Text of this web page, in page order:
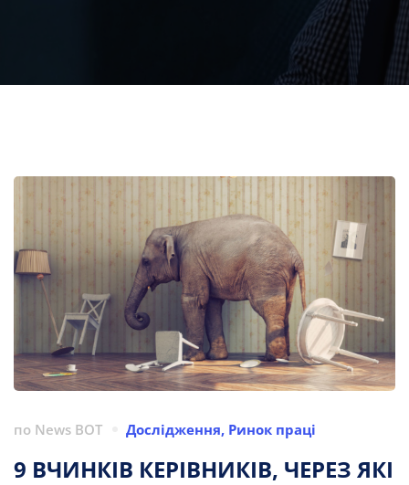
по News BOT Дослідження, Ринок праці
9 ВЧИНКІВ КЕРІВНИКІВ, ЧЕРЕЗ ЯКІ